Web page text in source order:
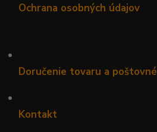
Ochrana osobných údajov
•
Doručenie tovaru a poštovné
•
Kontakt